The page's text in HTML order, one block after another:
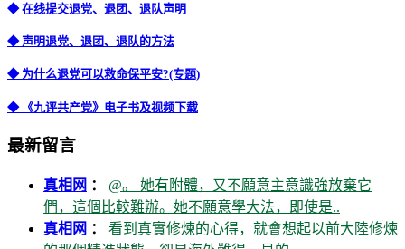
◆ 在线提交退党、退团、退队声明
◆ 声明退党、退团、退队的方法
◆ 为什么退党可以救命保平安?(专题)
◆ 《九评共产党》电子书及视频下载
最新留言
真相网 ： @。 她有附體，又不願意主意識強放棄它
們，這個比較難辦。她不願意學大法，即使是..
真相网 ： 看到真實修煉的心得，就會想起以前大陸修煉